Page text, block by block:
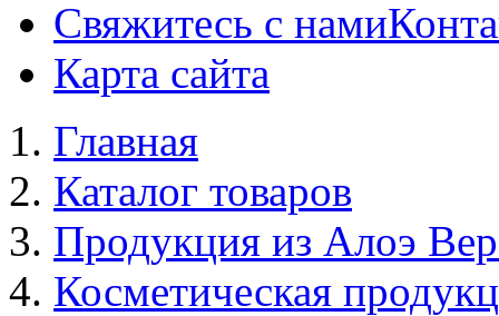
Свяжитесь с нами
Карта сайта
Главная
Каталог товаров
Продукция из Алоэ
Косметическая